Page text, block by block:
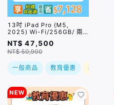
13吋 iPad Pro (M5,
2025) Wi-Fi/256GB/ 兩
色｜預購，到貨後依訂單順
序出貨
NT$ 47,500
NT$ 50,900
一般商品 教育優惠 現折
NEW